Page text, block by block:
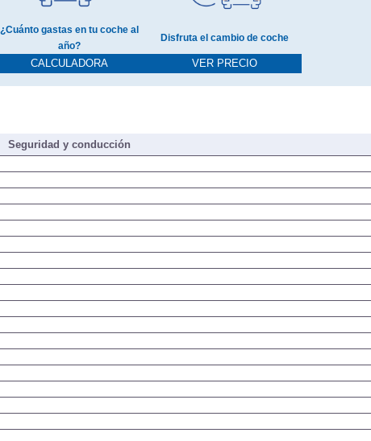
¿Cuánto gastas en tu coche al
año?
CALCULADORA
Disfruta el cambio de coche
VER PRECIO
Seguridad y conducción